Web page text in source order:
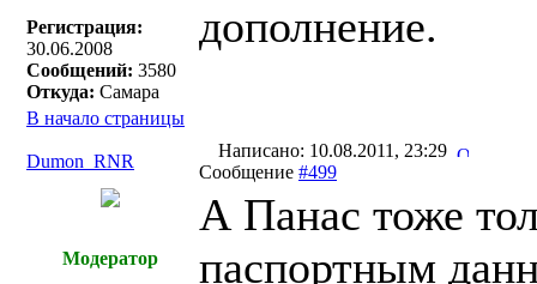
Регистрация:
30.06.2008
Сообщений: 3580
Откуда: Самара
дополнение.
В начало страницы
Dumon_RNR
Написано: 10.08.2011, 23:29
Сообщение #499
Модератор
А Панас тоже
паспортным